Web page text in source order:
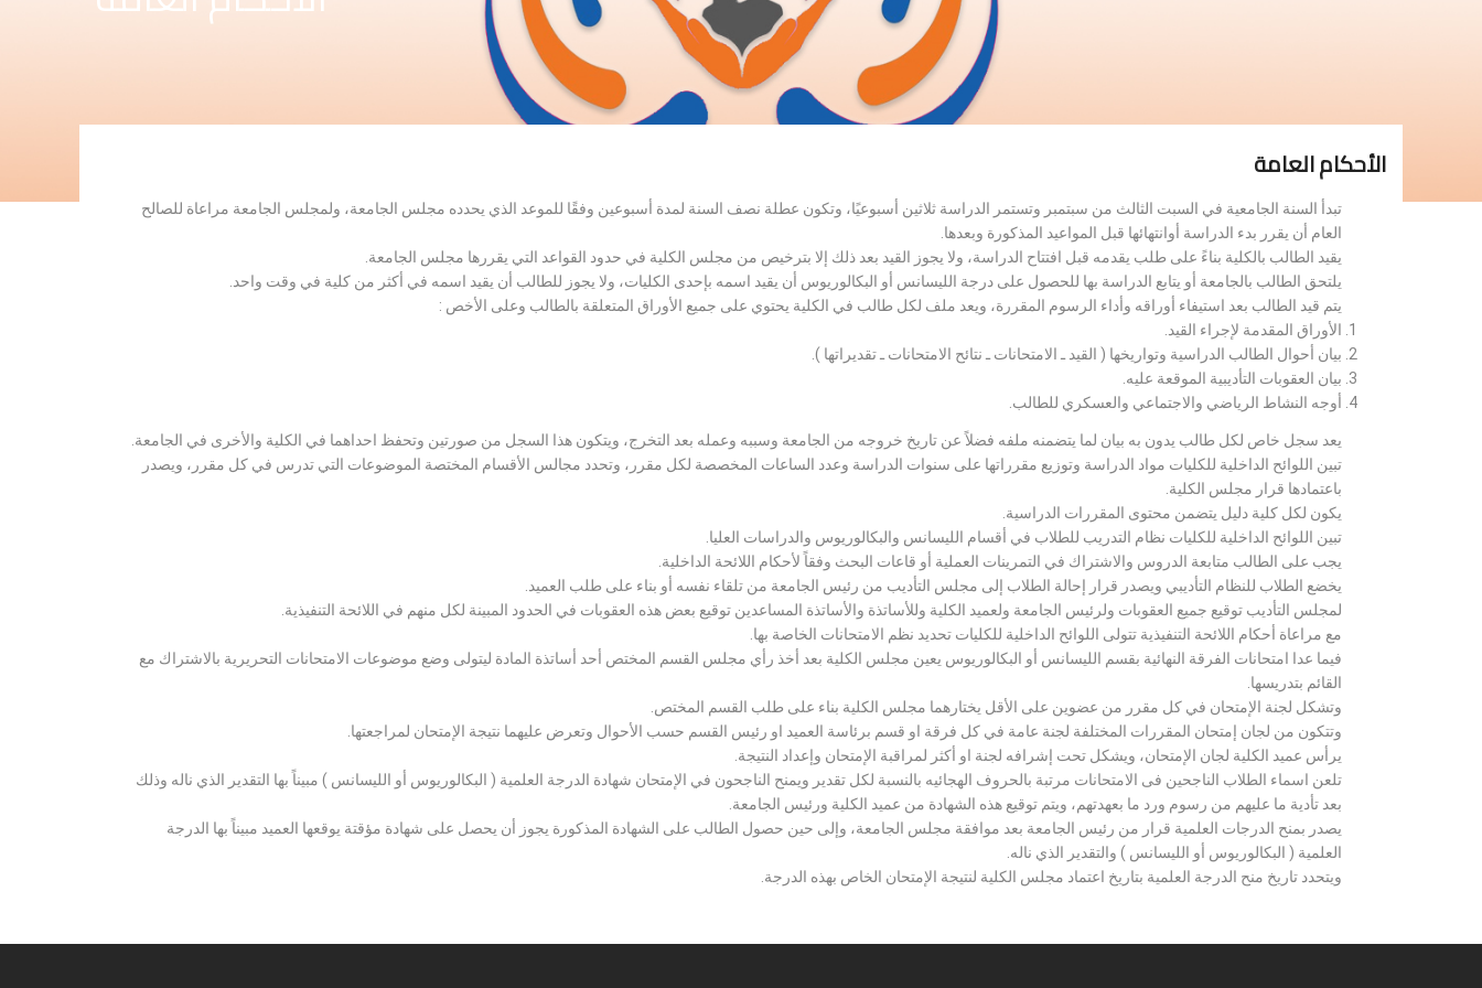
الأحكام العامة
تبدأ السنة الجامعية في السبت الثالث من سبتمبر وتستمر الدراسة ثلاثين أسبوعيًا، وتكون عطلة نصف السنة لمدة أسبوعين وفقًا للموعد الذي يحدده مجلس الجامعة، ولمجلس الجامعة مراعاة للصالح
العام أن يقرر بدء الدراسة أوانتهائها قبل المواعيد المذكورة وبعدها.
يقيد الطالب بالكلية بناءً على طلب يقدمه قبل افتتاح الدراسة، ولا يجوز القيد بعد ذلك إلا بترخيص من مجلس الكلية في حدود القواعد التي يقررها مجلس الجامعة.
يلتحق الطالب بالجامعة أو يتابع الدراسة بها للحصول على درجة الليسانس أو البكالوريوس أن يقيد اسمه بإحدى الكليات، ولا يجوز للطالب أن يقيد اسمه في أكثر من كلية في وقت واحد.
يتم قيد الطالب بعد استيفاء أوراقه وأداء الرسوم المقررة، ويعد ملف لكل طالب في الكلية يحتوي على جميع الأوراق المتعلقة بالطالب وعلى الأخص :
الأوراق المقدمة لإجراء القيد.
بيان أحوال الطالب الدراسية وتواريخها ( القيد ـ الامتحانات ـ نتائح الامتحانات ـ تقديراتها ).
بيان العقوبات التأديبية الموقعة عليه.
أوجه النشاط الرياضي والاجتماعي والعسكري للطالب.
يعد سجل خاص لكل طالب يدون به بيان لما يتضمنه ملفه فضلاً عن تاريخ خروجه من الجامعة وسببه وعمله بعد التخرج، ويتكون هذا السجل من صورتين وتحفظ احداهما في الكلية والأخرى في الجامعة.
تبين اللوائح الداخلية للكليات مواد الدراسة وتوزيع مقرراتها على سنوات الدراسة وعدد الساعات المخصصة لكل مقرر، وتحدد مجالس الأقسام المختصة الموضوعات التي تدرس في كل مقرر، ويصدر
باعتمادها قرار مجلس الكلية.
يكون لكل كلية دليل يتضمن محتوى المقررات الدراسية.
تبين اللوائح الداخلية للكليات نظام التدريب للطلاب في أقسام الليسانس والبكالوريوس والدراسات العليا.
يجب على الطالب متابعة الدروس والاشتراك في التمرينات العملية أو قاعات البحث وفقاً لأحكام اللائحة الداخلية.
يخضع الطلاب للنظام التأديبي ويصدر قرار إحالة الطلاب إلى مجلس التأديب من رئيس الجامعة من تلقاء نفسه أو بناء على طلب العميد.
لمجلس التأديب توقيع جميع العقوبات ولرئيس الجامعة ولعميد الكلية وللأساتذة والأساتذة المساعدين توقيع بعض هذه العقوبات في الحدود المبينة لكل منهم في اللائحة التنفيذية.
مع مراعاة أحكام اللائحة التنفيذية تتولى اللوائح الداخلية للكليات تحديد نظم الامتحانات الخاصة بها.
فيما عدا امتحانات الفرقة النهائية بقسم الليسانس أو البكالوريوس يعين مجلس الكلية بعد أخذ رأي مجلس القسم المختص أحد أساتذة المادة ليتولى وضع موضوعات الامتحانات التحريرية بالاشتراك مع
القائم بتدريسها.
وتشكل لجنة الإمتحان في كل مقرر من عضوين على الأقل يختارهما مجلس الكلية بناء على طلب القسم المختص.
وتتكون من لجان إمتحان المقررات المختلفة لجنة عامة في كل فرقة او قسم برئاسة العميد او رئيس القسم حسب الأحوال وتعرض عليهما نتيجة الإمتحان لمراجعتها.
يرأس عميد الكلية لجان الإمتحان، ويشكل تحت إشرافه لجنة او أكثر لمراقبة الإمتحان وإعداد النتيجة.
تلعن اسماء الطلاب الناجحين فى الامتحانات مرتبة بالحروف الهجائيه بالنسبة لكل تقدير ويمنح الناجحون في الإمتحان شهادة الدرجة العلمية ( البكالوريوس أو الليسانس ) مبيناً بها التقدير الذي ناله وذلك
بعد تأدية ما عليهم من رسوم ورد ما بعهدتهم، ويتم توقيع هذه الشهادة من عميد الكلية ورئيس الجامعة.
يصدر بمنح الدرجات العلمية قرار من رئيس الجامعة بعد موافقة مجلس الجامعة، وإلى حين حصول الطالب على الشهادة المذكورة يجوز أن يحصل على شهادة مؤقتة يوقعها العميد مبيناً بها الدرجة
العلمية ( البكالوريوس أو الليسانس ) والتقدير الذي ناله.
ويتحدد تاريخ منح الدرجة العلمية بتاريخ اعتماد مجلس الكلية لنتيجة الإمتحان الخاص بهذه الدرجة.